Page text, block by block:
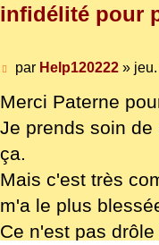
infidélité pour
par Help120222» jeu.
Merci Paterne
Je prends soin
ça.
Mais c'est très
m'a le plus
Ce n'est pas